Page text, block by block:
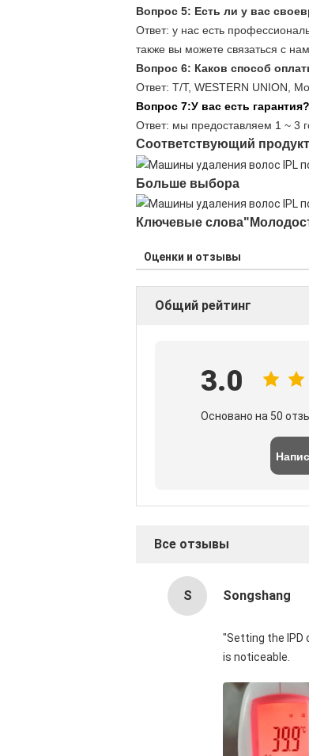
Вопрос 5: Есть ли у вас
Ответ: у нас есть
также вы можете связаться с
Вопрос 6: Каков способ
Ответ: T/T, WESTERN UNION,
Вопрос 7:У вас есть гарантия?
Ответ: мы предоставляем 1 ~ 3
Соответствующий продукт
Больше выбора
Ключевые слова"
Оценки и отзывы
Общий рейтинг
3.0
Основано на 50
Все отзывы
S Songshang
"Setting the IPD
is noticeable.